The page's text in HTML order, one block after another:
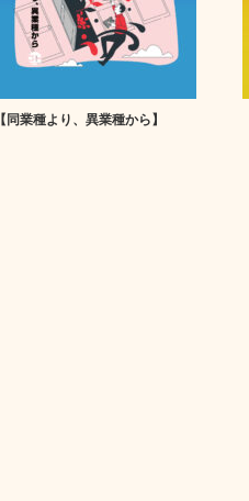
【同業種より、異業種から】